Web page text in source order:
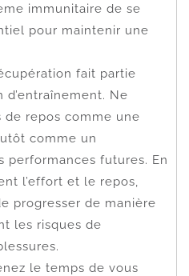
immunitaire de se
pour maintenir une
fait partie
Ne
de repos comme une
comme un
performances futures. En
l’effort et le repos,
progresser de manière
les risques de
le temps de vous